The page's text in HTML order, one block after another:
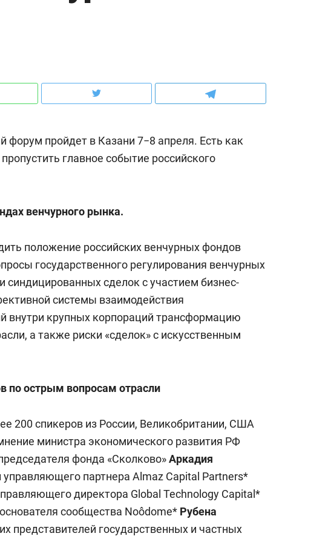
форум пройдет в Казани 7−8 апреля. Есть как
главное событие российского
венчурного рынка.
положение российских венчурных фондов
государственного регулирования венчурных
синдицированных сделок с участием бизнес-
системы взаимодействия
внутри крупных корпораций трансформацию
а также риски «сделок» с искусственным
по острым вопросам отрасли
200 спикеров из России, Великобритании, США
министра экономического развития РФ
фонда «Сколково»Аркадия
управляющего партнера Almaz Capital Partners*
директора Global Technology Capital*
сообщества Noôdome* Рубена
представителей государственных и частных
Рекомендуем
«Директорский невроз» –
когда человек не считает
свою сверхнагрузку
стрессом»
Наседкина: «Ремонт
с мебелью за 2
для меня это